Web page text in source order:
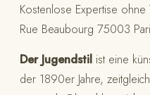
Kostenlose Expertise
Rue Beaubourg 75003
Der Jugendstil ist eine
der 1890er Jahre,